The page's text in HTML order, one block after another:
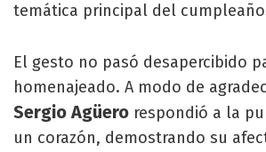
temática principal del
El gesto no pasó desapercibido
homenajeado. A modo de
Sergio Agüero respondió a la
un corazón, demostrando su